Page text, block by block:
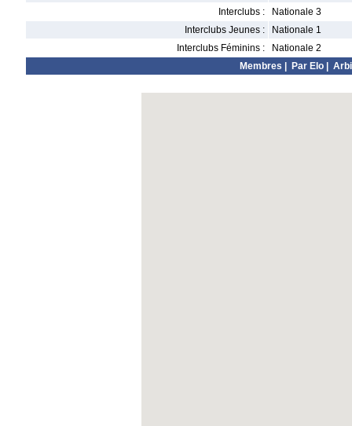
Interclubs :
Nationale 3
Interclubs Jeunes :
Nationale 1
Interclubs Féminins :
Nationale 2
Membres
Par Elo